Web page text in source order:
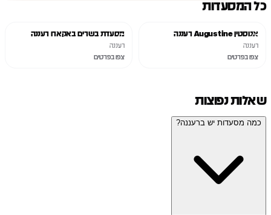
כל המסעדות
סגור
אגוסטין Augustine רעננה
רעננה
צפו בפרטים
מסעדת בשרים באקארו רעננה
רעננה
צפו בפרטים
שאלות נפוצות
כמה מסעדות יש ברעננה?